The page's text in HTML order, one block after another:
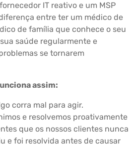
IT reativo e um MSP
entre ter um médico de
de família que conhece o seu
saúde regularmente e
se tornarem
assim:
corra mal para agir.
e resolvemos proativamente
que os nossos clientes nunca
e foi resolvida antes de causar